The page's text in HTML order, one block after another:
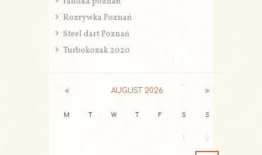
Rozrywka Poznań
Steel dart Poznań
Turbokozak 2020
AUGUST 2026
M T W T F S S
2